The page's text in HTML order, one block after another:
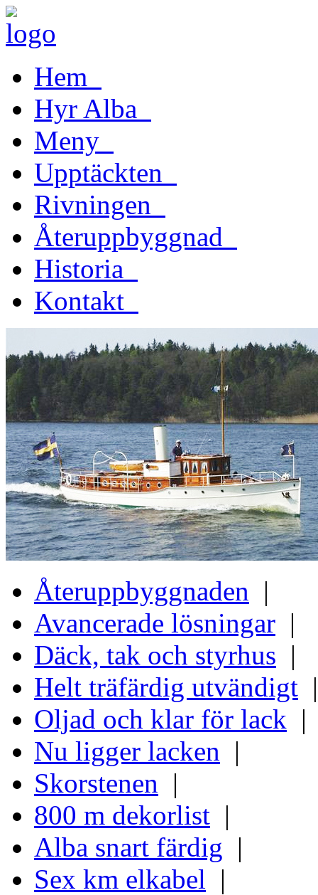
Hem
Hyr Alba
Meny
Upptäckten
Rivningen
Återuppbyggnad
Historia
Kontakt
Återuppbyggnaden |
Avancerade lösningar |
Däck, tak och styrhus |
Helt träfärdig utvändigt |
Oljad och klar för lack |
Nu ligger lacken |
Skorstenen |
800 m dekorlist |
Alba snart färdig |
Sex km elkabel |